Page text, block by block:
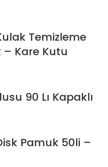
Temizleme
Kare Kutu
90 Lı Kapaklı
Pamuk 50li –